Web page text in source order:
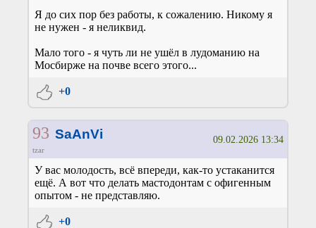
Я до сих пор без работы, к сожалению. Никому я
не нужен - я неликвид.
Мало того - я чуть ли не ушёл в лудоманию на
Мосбирже на почве всего этого...
+0
93 SaAnVi
tzar
09.02.2026 13:34
У вас молодость, всё впереди, как-то устаканится
ещё. А вот что делать мастодонтам с офигенным
опытом - не представляю.
+0